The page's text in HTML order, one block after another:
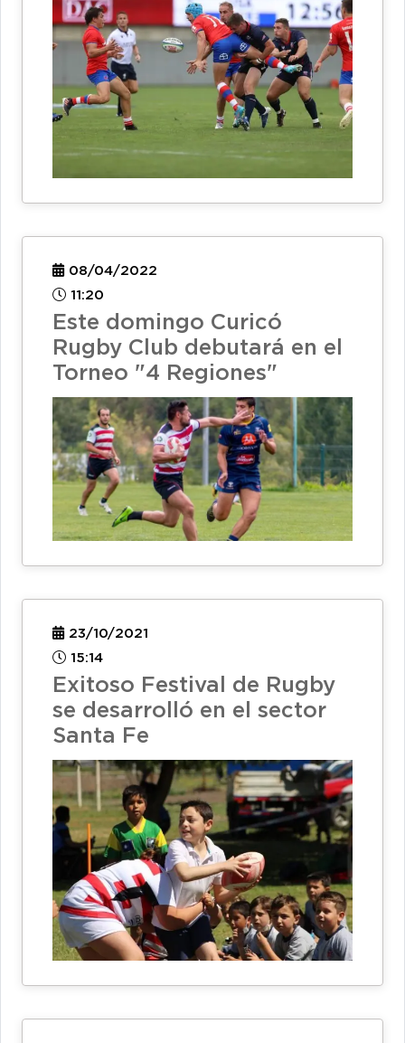
08/04/2022
11:20
Este domingo Curicó
Rugby Club debutará en el
Torneo "4 Regiones"
23/10/2021
15:14
Exitoso Festival de Rugby
se desarrolló en el sector
Santa Fe